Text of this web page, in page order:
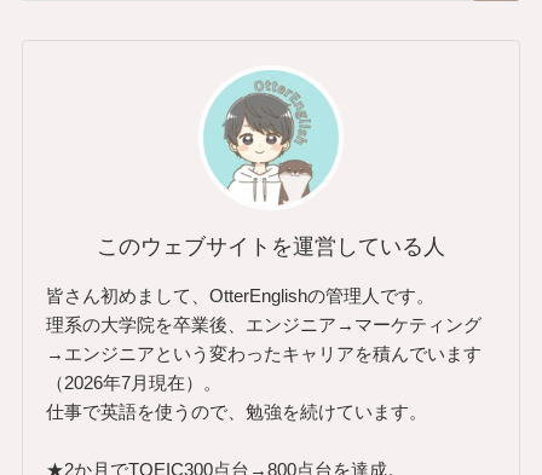
このウェブサイトを運営している人
皆さん初めまして、OtterEnglishの管理人です。
理系の大学院を卒業後、エンジニア→マーケティング
→エンジニアという変わったキャリアを積んでいます
（2026年7月現在）。
仕事で英語を使うので、勉強を続けています。
★2か月でTOEIC300点台→800点台を達成。